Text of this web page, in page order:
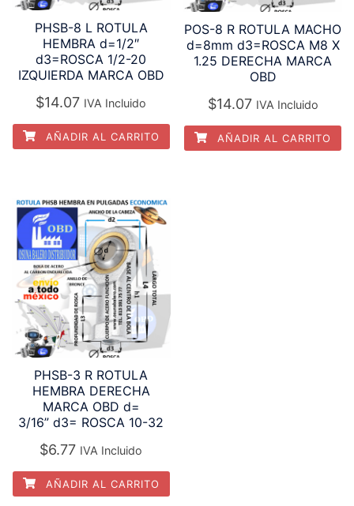
PHSB-8 L ROTULA
HEMBRA d=1/2″
d3=ROSCA 1/2-20
IZQUIERDA MARCA OBD
$14.07 IVA Incluido
AÑADIR AL CARRITO
POS-8 R ROTULA MACHO
d=8mm d3=ROSCA M8 X
1.25 DERECHA MARCA
OBD
$14.07 IVA Incluido
AÑADIR AL CARRITO
PHSB-3 R ROTULA
HEMBRA DERECHA
MARCA OBD d=
3/16” d3= ROSCA 10-32
$6.77 IVA Incluido
AÑADIR AL CARRITO